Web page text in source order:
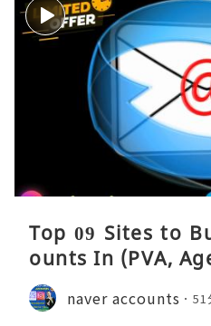
Top 09 Sites to
ounts In (PVA,
naver accounts 51